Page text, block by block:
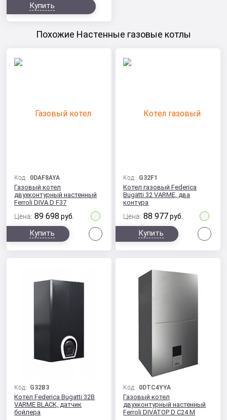
Купить
Похожие Настенные газовые котлы
Код: 0DAF8AYA
Газовый котел
двухконтурный настенный
Ferroli DIVA D F37
Цена: 89 698 руб.
Купить
Код: G32F1
Котел газовый Federica
Bugatti 32 VARME, два
контура
Цена: 88 977 руб.
Купить
Код: G32B3
Котел Federica Bugatti 32B
VARME BLACK, датчик
бойлера
Код: 0DTC4YYA
Газовый котел
двухконтурный настенный
Ferroli DIVATOP D C24 M